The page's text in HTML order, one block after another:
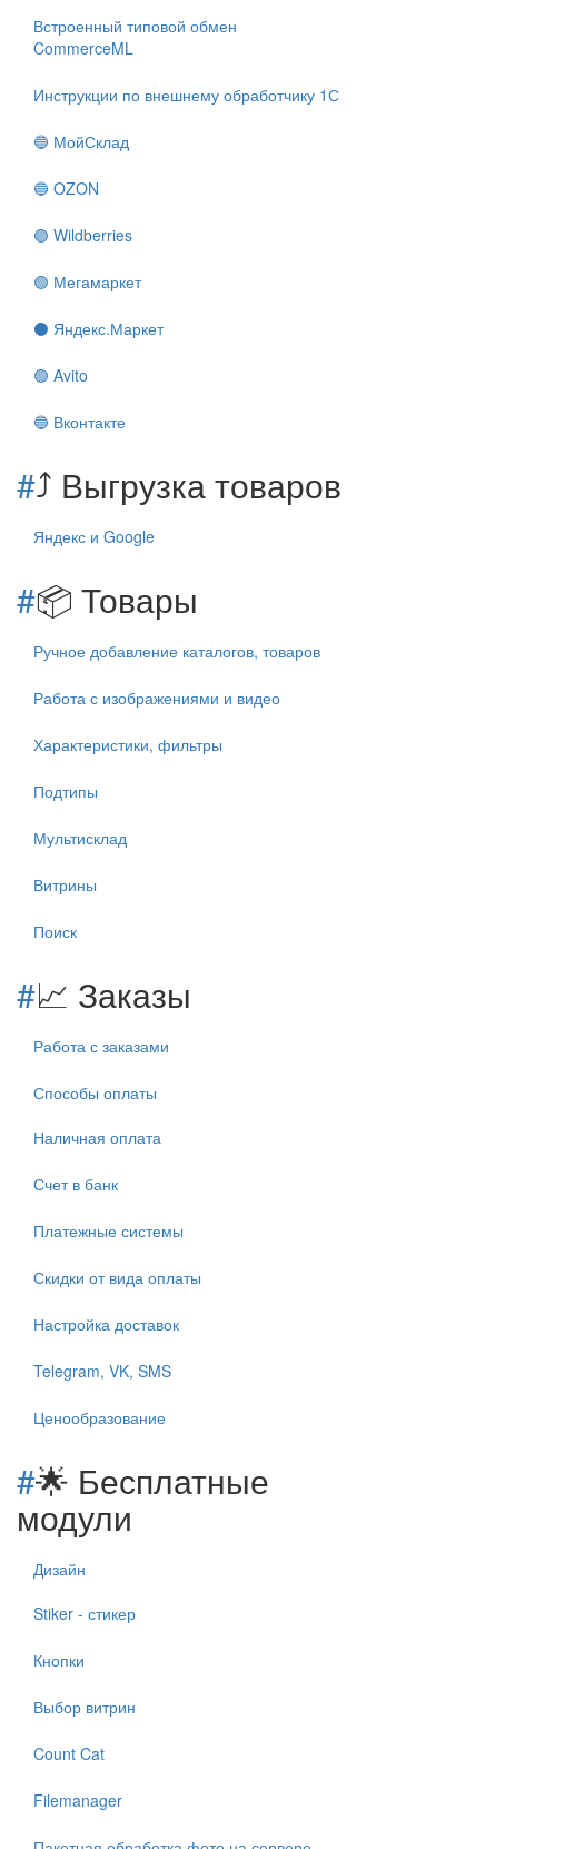
Встроенный типовой обмен
CommerceML
Инструкции по внешнему обработчику 1С
🔵 МойСклад
🔵 OZON
🟣 Wildberries
🟢 Мегамаркет
⚫ Яндекс.Маркет
🟢 Avito
🔵 Вконтакте
#⤴️ Выгрузка товаров
Яндекс и Google
#📦 Товары
Ручное добавление каталогов, товаров
Работа с изображениями и видео
Характеристики, фильтры
Подтипы
Мультисклад
Витрины
Поиск
#📈 Заказы
Работа с заказами
Способы оплаты
Наличная оплата
Счет в банк
Платежные системы
Скидки от вида оплаты
Настройка доставок
Telegram, VK, SMS
Ценообразование
#🌟 Бесплатные
модули
Дизайн
Stiker - стикер
Кнопки
Выбор витрин
Count Cat
Filemanager